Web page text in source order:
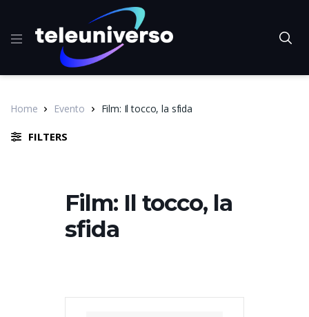
Home Evento Film: Il tocco, la sfida
FILTERS
Film: Il tocco, la
sfida